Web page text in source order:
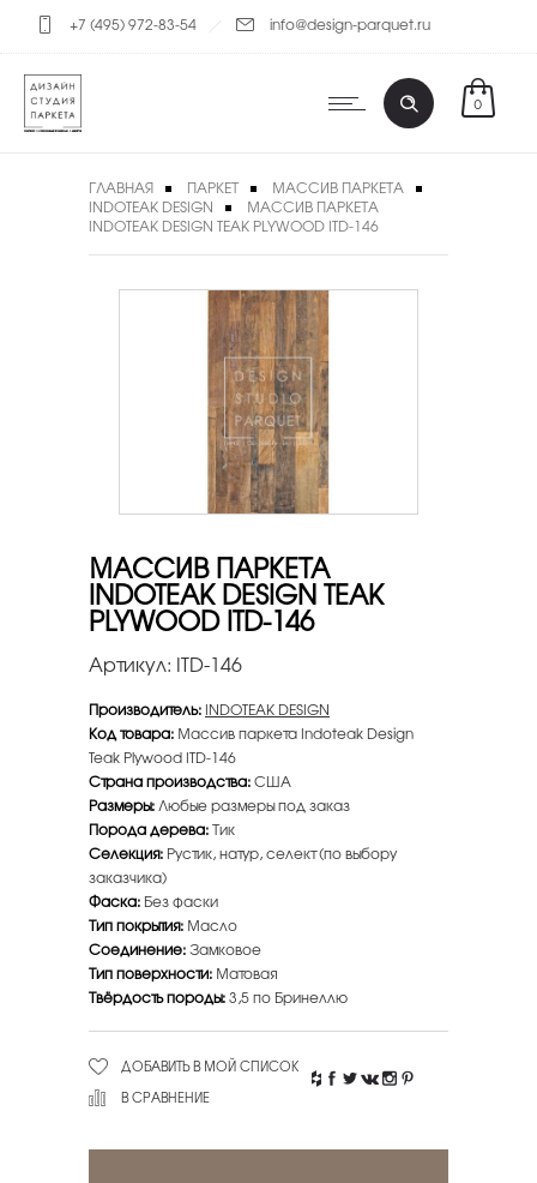
+7 (495) 972-83-54 info@design-parquet.ru
0
ГЛАВНАЯ ПАРКЕТ
МАССИВ ПАРКЕТА
INDOTEAK DESIGN
МАССИВ ПАРКЕТА
INDOTEAK DESIGN TEAK PLYWOOD ITD-146
МАССИВ ПАРКЕТА
INDOTEAK DESIGN TEAK
PLYWOOD ITD-146
Артикул: ITD-146
Производитель: INDOTEAK DESIGN
Код товара: Массив паркета Indoteak Design
Teak Plywood ITD-146
Страна производства:США
Размеры:Любые размеры под заказ
Порода дерева:Тик
Селекция: Рустик, натур, селект (по выбору
заказчика)
Фаска: Без фаски
Тип покрытия: Масло
Соединение:Замковое
Тип поверхности: Матовая
Твёрдость породы:3,5 по Бринеллю
ДОБАВИТЬ В МОЙ СПИСОК
В СРАВНЕНИЕ